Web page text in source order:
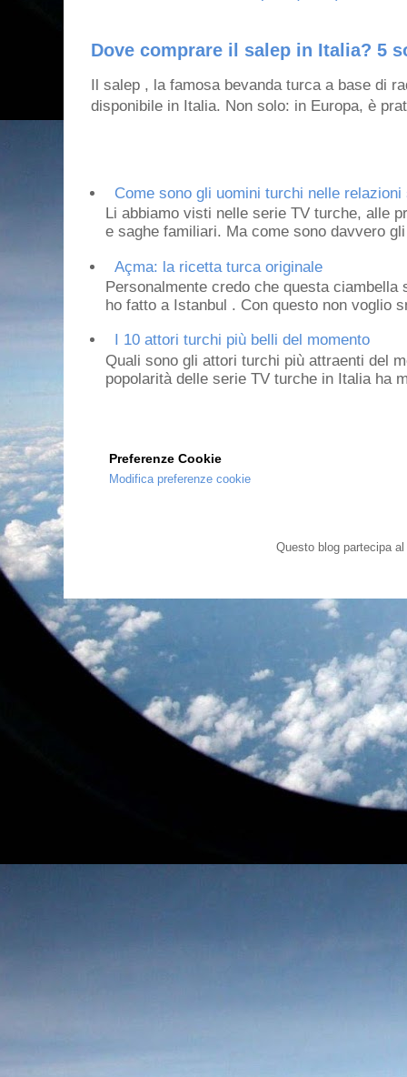
Dove comprare il salep in Italia? 5
Il salep , la famosa bevanda turca a base di
disponibile in Italia. Non solo: in Europa, è
Come sono gli uomini turchi nelle
Li abbiamo visti nelle serie TV turche, alle
e saghe familiari. Ma come sono davvero
Açma: la ricetta turca originale
Personalmente credo che questa
ho fatto a Istanbul . Con questo non voglio
I 10 attori turchi più belli del momento
Quali sono gli attori turchi più attraenti del
popolarità delle serie TV turche in Italia ha
Preferenze Cookie
Modifica preferenze cookie
Questo blog partecipa